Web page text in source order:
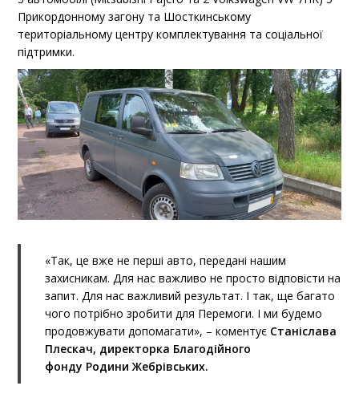
Прикордонному загону та Шосткинському
територіальному центру комплектування та соціальної
підтримки.
«Так, це вже не перші авто, передані нашим
захисникам. Для нас важливо не просто відповісти на
запит. Для нас важливий результат. І так, ще багато
чого потрібно зробити для Перемоги. І ми будемо
продовжувати допомагати», – коментує Станіслава
Плескач, директорка Благодійного
фонду Родини Жебрівських.